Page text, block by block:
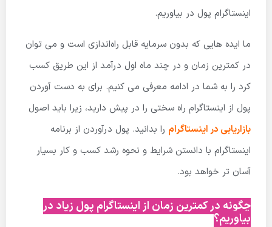
اینستاگرام پول در بیاوریم.
ما ایده هایی که بدون سرمایه قابل راه‌اندازی است و می توان
در کمترین زمان و در چند ماه اول درآمد از این طریق کسب
کرد را به شما در ادامه معرفی می کنیم. برای به دست آوردن
پول از اینستاگرام راه سختی را در پیش دارید، زیرا باید اصول
بازاریابی در اینستاگرام را بدانید. پول درآوردن از برنامه
اینستاگرام با دانستن شرایط و نحوه رشد کسب و کار بسیار
آسان تر خواهد بود.
چگونه در کمترین زمان از اینستاگرام پول زیاد در
بیاوریم؟